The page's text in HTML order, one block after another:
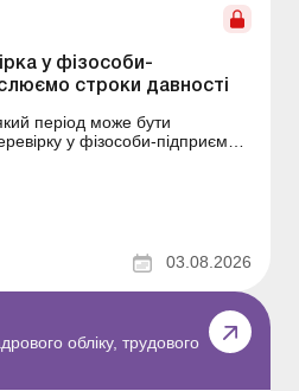
у фізособи-
строки давності
період може бути
у фізособи-підприємця
За який період
фізособу-підприємця?
про загальний стро...
03.08.2026
обліку, трудового